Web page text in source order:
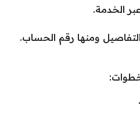
الخدمة.
ومنها رقم الحساب.
.